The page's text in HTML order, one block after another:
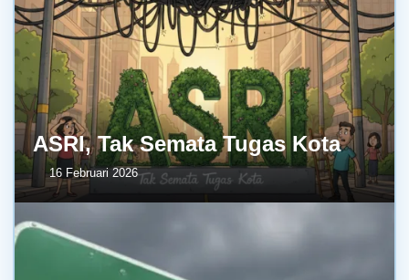
ASRI, Tak Semata Tugas Kota
16 Februari 2026